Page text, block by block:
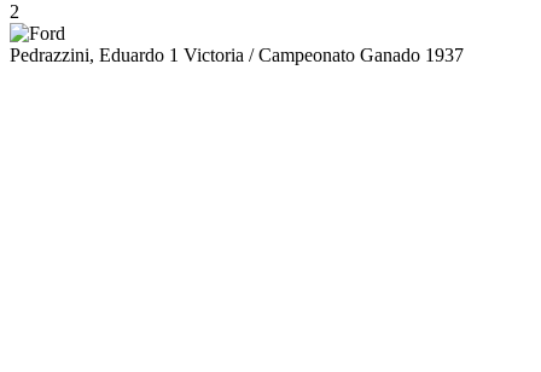
2
Pedrazzini, Eduardo 1 Victoria / Campeonato Ganado 1937